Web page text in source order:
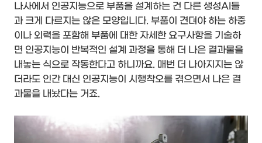
나사에서 인공지능으로 부품을 설계하는 건 다른 생성AI들
과 크게 다르지는 않은 모양입니다. 부품이 견뎌야 하는 하중
이나 외력을 포함해 부품에 대한 자세한 요구사항을 기술하
면 인공지능이 반복적인 설계 과정을 통해 더 나은 결과물을
내놓는 식으로 작동한다고 하니까요. 매번 더 나아지지는 않
더라도 인간 대신 인공지능이 시행착오를 겪으면서 나은 결
과물을 내놨다는 거죠.